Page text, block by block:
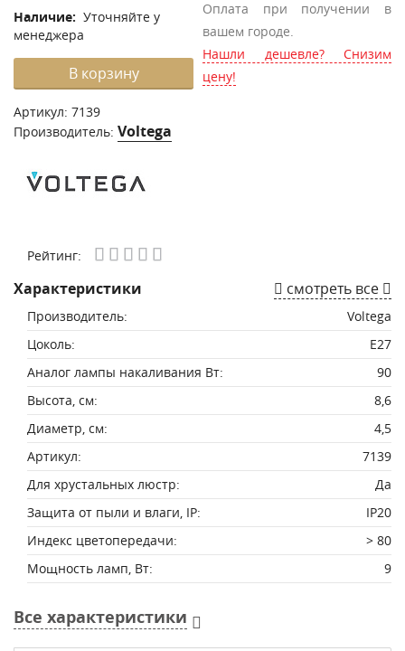
Наличие: Уточняйте у
менеджера
В корзину
Артикул: 7139
Производитель: Voltega
Оплата при получении в
вашем городе.
Нашли дешевле? Снизим
цену!
Рейтинг:
Характеристики смотреть все
Производитель:
Voltega
Цоколь:
E27
Аналог лампы накаливания Вт:
90
Высота, см:
8,6
Диаметр, см:
4,5
Артикул:
7139
Для хрустальных люстр:
Да
Защита от пыли и влаги, IP:
IP20
Индекс цветопередачи:
> 80
Мощность ламп, Вт:
9
Все характеристики